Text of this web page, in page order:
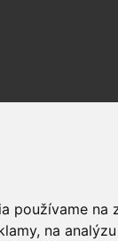
používame
na